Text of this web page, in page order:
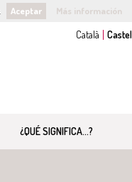
Aceptar Más información
¿QUÉ SIGNIFICA...?